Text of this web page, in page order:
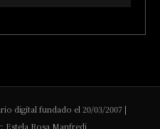
digital fundado el 20/03/2007 |
Rosa Manfredi